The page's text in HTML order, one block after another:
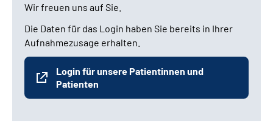
Wir freuen uns auf Sie.
Die Daten für das Login haben Sie bereits in Ihrer
Aufnahmezusage erhalten.
Login für unsere Patientinnen und
Patienten